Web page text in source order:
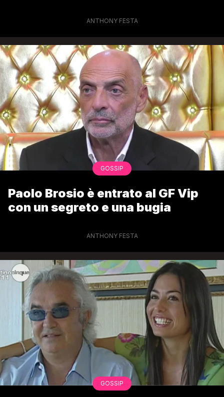
ANTHONY FESTA
GOSSIP
Paolo Brosio è entrato al GF Vip
con un segreto e una bugia
ANTHONY FESTA
GOSSIP